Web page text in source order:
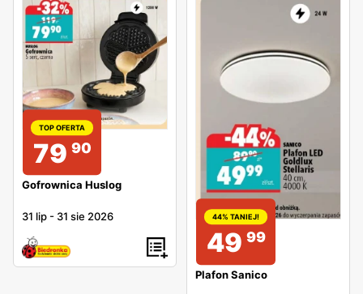
TOP OFERTA
79 90
Gofrownica Huslog
31 lip - 31 sie 2026 44% TANIEJ!
49 99
Plafon Sanico